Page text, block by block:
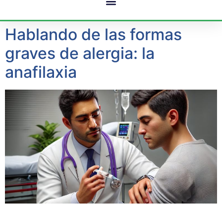
Hablando de las formas
graves de alergia: la
anafilaxia